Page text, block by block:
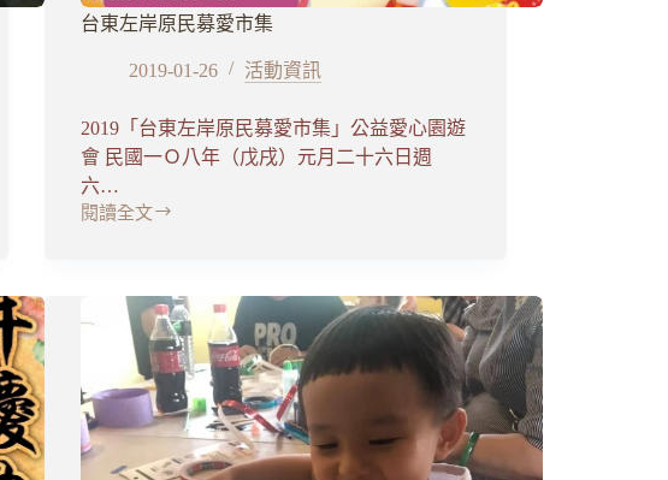
台東左岸原民募愛市集
2019-01-26 活動資訊
2019「台東左岸原民募愛市集」公益愛心園遊
會 民國一Ｏ八年（戊戌）元月二十六日週
六…
閱讀全文
台
原
愛
市
集